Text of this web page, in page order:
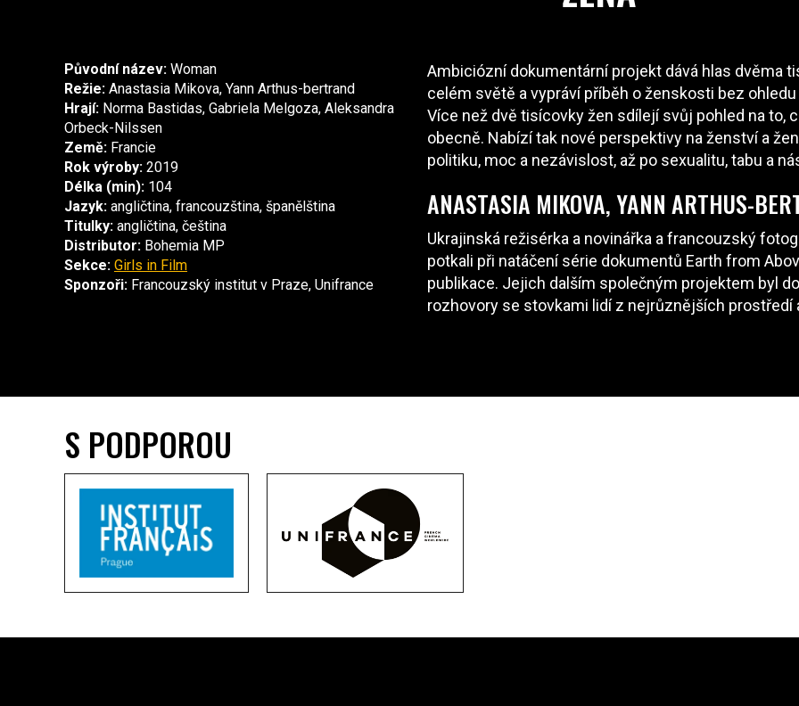
Původní název: Woman
Režie: Anastasia Mikova, Yann Arthus-bertrand
Hrají: Norma Bastidas, Gabriela Melgoza, Aleksandra
Orbeck-Nilssen
Země: Francie
Rok výroby: 2019
Délka (min): 104
Jazyk: angličtina, francouzština, španělština
Titulky: angličtina, čeština
Distributor: Bohemia MP
Sekce: Girls in Film
Sponzoři: Francouzský institut v Praze, Unifrance
Ambiciózní dokumentární projekt dává hlas dvěma
celém světě a vypráví příběh o ženskosti bez
Více než dvě tisícovky žen sdílejí svůj pohled na to,
obecně. Nabízí tak nové perspektivy na ženství a
politiku, moc a nezávislost, až po sexualitu, tabu a
ANASTASIA MIKOVA, YANN ARTHUS-
Ukrajinská režisérka a novinářka a francouzský
potkali při natáčení série dokumentů Earth from
publikace. Jejich dalším společným projektem byl
rozhovory se stovkami lidí z nejrůznějších prostředí
S PODPOROU